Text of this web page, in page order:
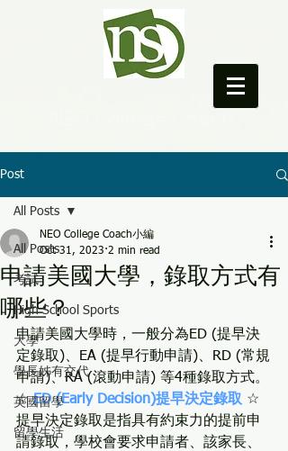
Post
All Posts
考試
High School Sports
大學
學長姊有交代
英國留學
留學生活
All Posts
申請美國大學，錄取方式有
哪些？
NEO College Coach小編
Oct 31, 2023 2 min read
申請美國大學時，一般分為ED (提早決
定錄取)、EA (提早行動申請)、RD (常規
申請)、RA (滾動申請) 等4種錄取方式。
☆ ED (Early Decision)提早決定錄取 ☆
提早決定錄取是指具有約束力的提前申
請錄取，學校會要求申請者、該家長、